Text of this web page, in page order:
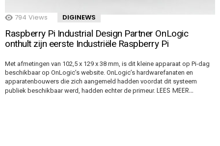
794 Views DIGINEWS
Raspberry Pi Industrial Design Partner OnLogic
onthult zijn eerste Industriële Raspberry Pi
Met afmetingen van 102,5 x 129 x 38 mm, is dit kleine apparaat op Pi-dag
beschikbaar op OnLogic’s website. OnLogic’s hardwarefanaten en
apparatenbouwers die zich aangemeld hadden voordat dit systeem
publiek beschikbaar werd, hadden echter de primeur. LEES MEER…